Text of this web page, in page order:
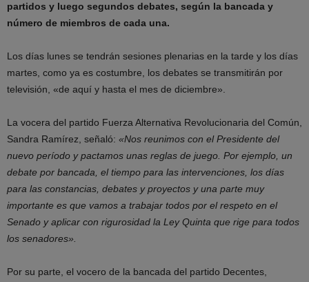
partidos y luego segundos debates, según la bancada y
número de miembros de cada una.
Los días lunes se tendrán sesiones plenarias en la tarde y los días
martes, como ya es costumbre, los debates se transmitirán por
televisión, «de aquí y hasta el mes de diciembre».
La vocera del partido Fuerza Alternativa Revolucionaria del Común,
Sandra Ramírez, señaló: «Nos reunimos con el Presidente del
nuevo período y pactamos unas reglas de juego. Por ejemplo, un
debate por bancada, el tiempo para las intervenciones, los días
para las constancias, debates y proyectos y una parte muy
importante es que vamos a trabajar todos por el respeto en el
Senado y aplicar con rigurosidad la Ley Quinta que rige para todos
los senadores».
Por su parte, el vocero de la bancada del partido Decentes,